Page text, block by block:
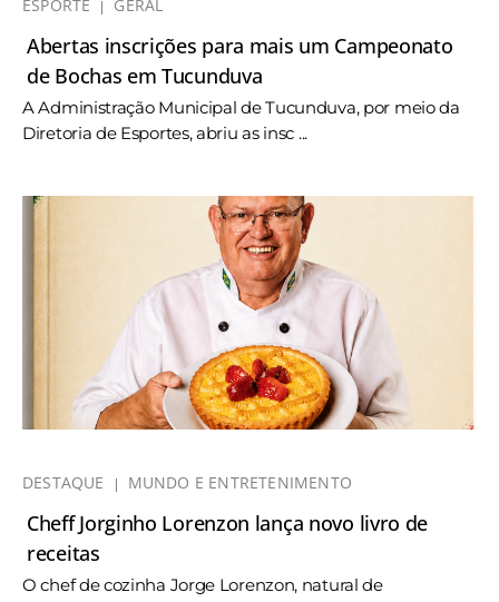
ESPORTE GERAL
Abertas inscrições para mais um Campeonato
de Bochas em Tucunduva
A Administração Municipal de Tucunduva, por meio da
Diretoria de Esportes, abriu as insc ...
DESTAQUE MUNDO E ENTRETENIMENTO
Cheff Jorginho Lorenzon lança novo livro de
receitas
O chef de cozinha Jorge Lorenzon, natural de